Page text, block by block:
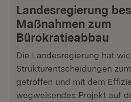
Landesregierung
Maßnahmen zum
Bürokratieabbau
Die Landesregierung hat
Strukturentscheidungen
getroffen und mit dem
wegweisendes Projekt auf